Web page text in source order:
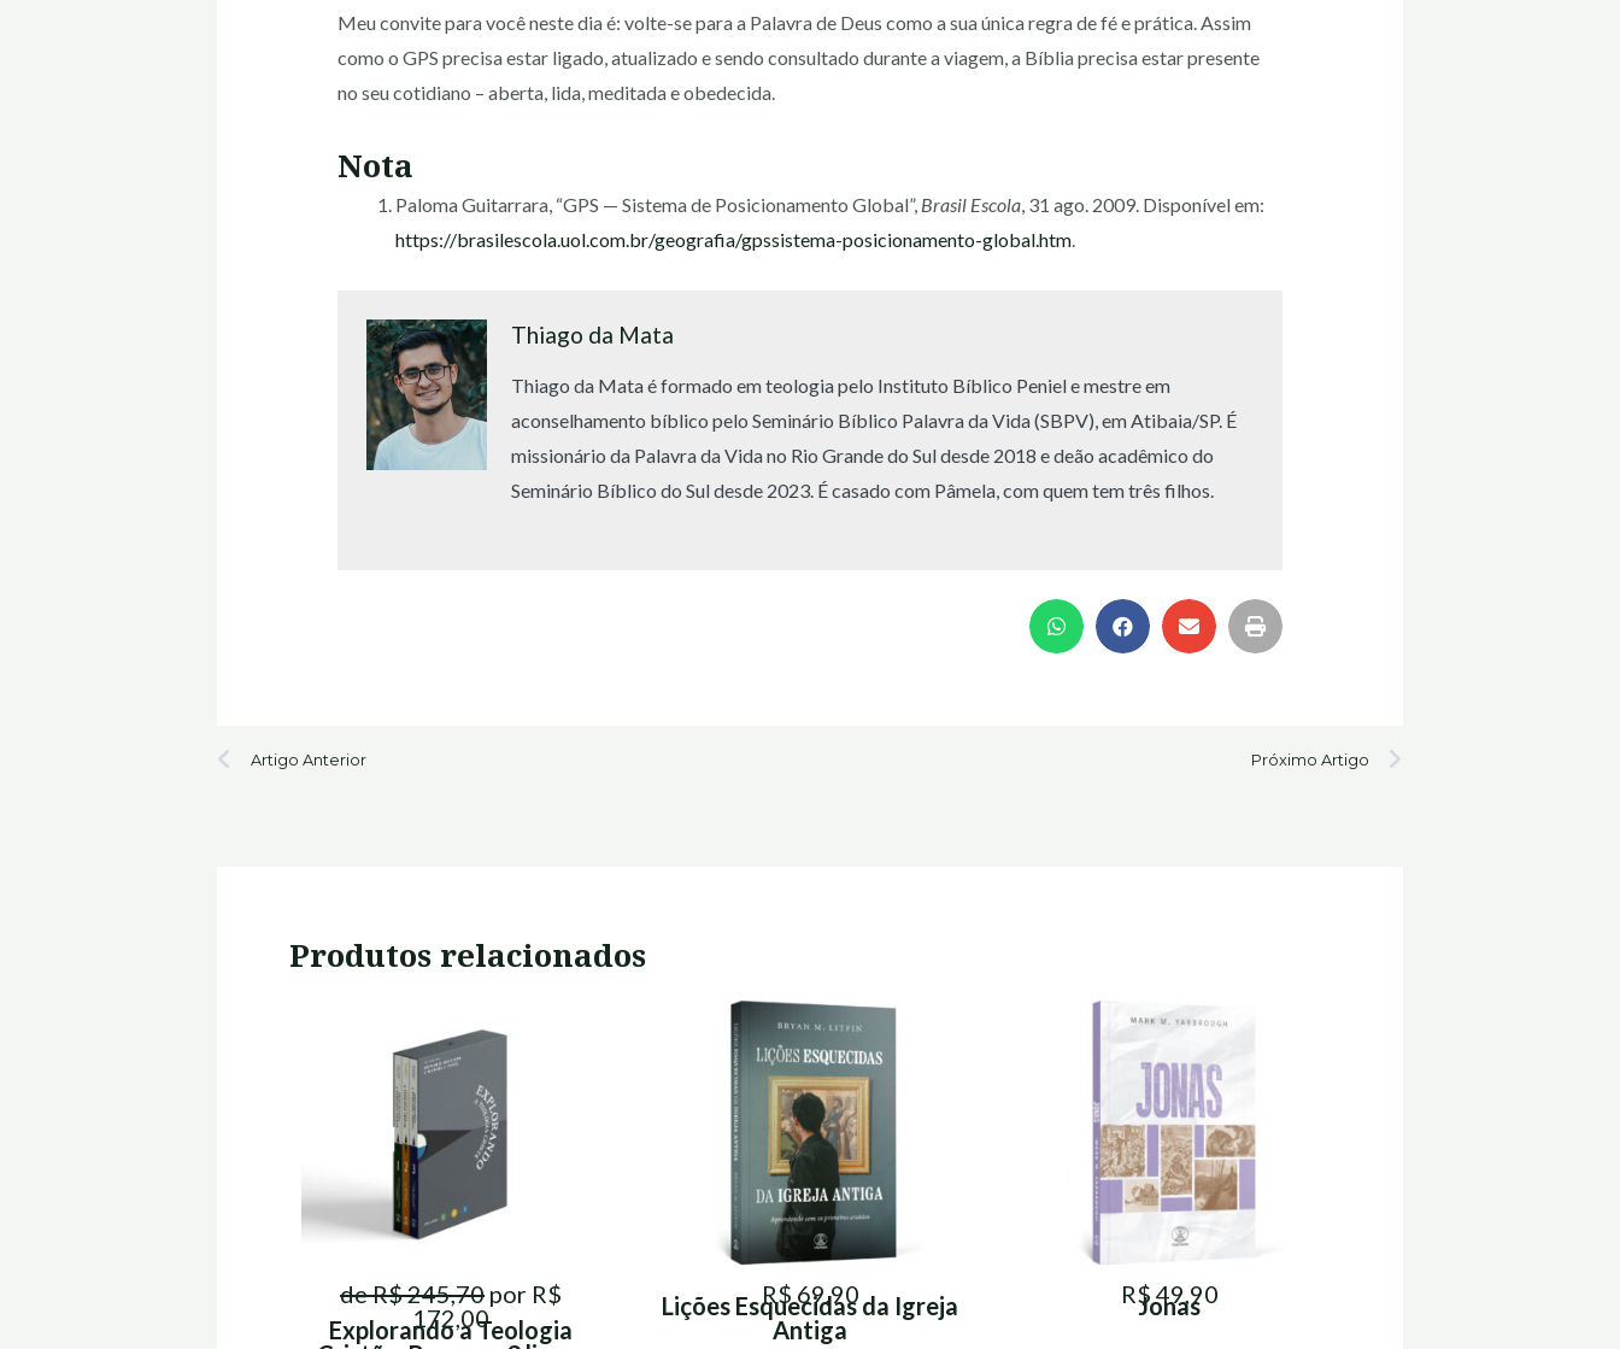
Meu convite para você neste dia é: volte-se para a Palavra de Deus como a sua única regra de fé e prática. Assim
como o GPS precisa estar ligado, atualizado e sendo consultado durante a viagem, a Bíblia precisa estar presente
no seu cotidiano – aberta, lida, meditada e obedecida.
Nota
Paloma Guitarrara, “GPS — Sistema de Posicionamento Global”, Brasil Escola, 31 ago. 2009. Disponível em:
https://brasilescola.uol.com.br/geografia/gpssistema-posicionamento-global.htm.
Thiago da Mata
Thiago da Mata é formado em teologia pelo Instituto Bíblico Peniel e mestre em
aconselhamento bíblico pelo Seminário Bíblico Palavra da Vida (SBPV), em Atibaia/SP. É
missionário da Palavra da Vida no Rio Grande do Sul desde 2018 e deão acadêmico do
Seminário Bíblico do Sul desde 2023. É casado com Pâmela, com quem tem três filhos.
Prev
Artigo Anterior Próximo Artigo
Produtos relacionados
de R$ 245,70 por R$
172,00
Explorando a Teologia
R$ 69,90
Lições Esquecidas da Igreja
Antiga
R$ 49,90
Jonas